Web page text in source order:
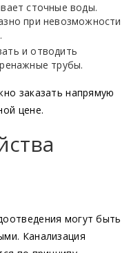
сточные воды.
при невозможности
и отводить
трубы.
заказать напрямую
цене.
могут быть
Канализация